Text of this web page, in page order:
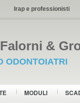
Irap e professionisti
&
ODONTOIATRI
MODULI